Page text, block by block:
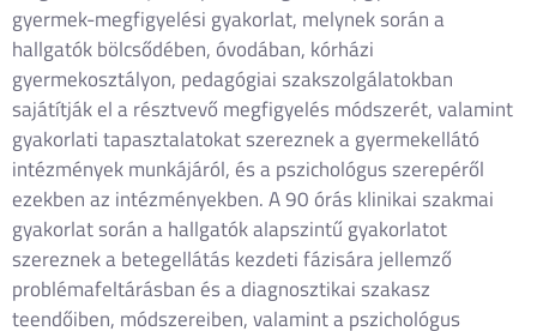
gyermek-megfigyelési gyakorlat, melynek során a
hallgatók bölcsődében, óvodában, kórházi
gyermekosztályon, pedagógiai szakszolgálatokban
sajátítják el a résztvevő megfigyelés módszerét, valamint
gyakorlati tapasztalatokat szereznek a gyermekellátó
intézmények munkájáról, és a pszichológus szerepéről
ezekben az intézményekben. A 90 órás klinikai szakmai
gyakorlat során a hallgatók alapszintű gyakorlatot
szereznek a betegellátás kezdeti fázisára jellemző
problémafeltárásban és a diagnosztikai szakasz
teendőiben, módszereiben, valamint a pszichológus